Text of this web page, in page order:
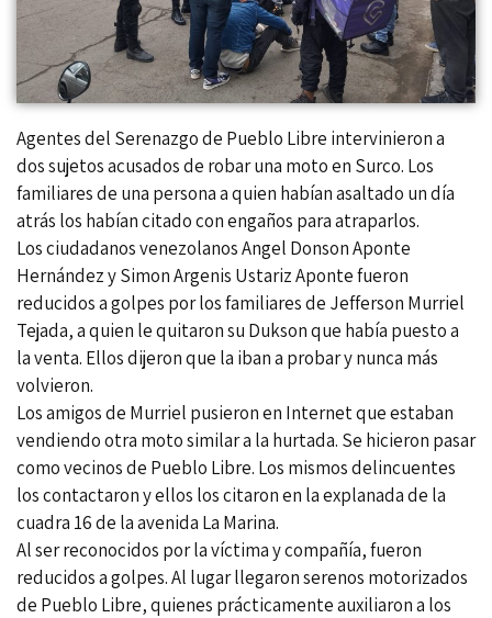
Agentes del Serenazgo de Pueblo Libre intervinieron a
dos sujetos acusados de robar una moto en Surco. Los
familiares de una persona a quien habían asaltado un día
atrás los habían citado con engaños para atraparlos.
Los ciudadanos venezolanos Angel Donson Aponte
Hernández y Simon Argenis Ustariz Aponte fueron
reducidos a golpes por los familiares de Jefferson Murriel
Tejada, a quien le quitaron su Dukson que había puesto a
la venta. Ellos dijeron que la iban a probar y nunca más
volvieron.
Los amigos de Murriel pusieron en Internet que estaban
vendiendo otra moto similar a la hurtada. Se hicieron pasar
como vecinos de Pueblo Libre. Los mismos delincuentes
los contactaron y ellos los citaron en la explanada de la
cuadra 16 de la avenida La Marina.
Al ser reconocidos por la víctima y compañía, fueron
reducidos a golpes. Al lugar llegaron serenos motorizados
de Pueblo Libre, quienes prácticamente auxiliaron a los